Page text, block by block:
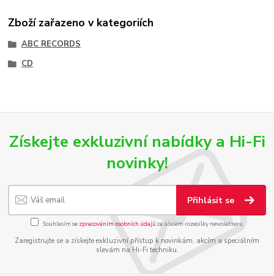
Zboží zařazeno v kategoriích
ABC RECORDS
CD
Získejte exkluzivní nabídky a Hi-Fi
novinky!
Přihlásit se
Souhlasím se zpracováním osobních údajůza účelem rozesílky newsletteru.
Zaregistrujte se a získejte exkluzivní přístup k novinkám, akcím a speciálním
slevám na Hi-Fi techniku.